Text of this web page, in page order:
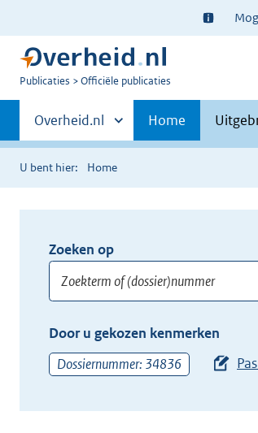
Ter
U
Publicaties Officiële publicaties
Primaire
navigatie
Andere
sites
binnen
Overheid.nl Home
U bent hier: Home
Opnieuw
zoeken:
Zoeken op
of
(dossier)nummer
hier
uw
zoekterm
Door u gekozen kenmerken
Dossiernummer: 34836